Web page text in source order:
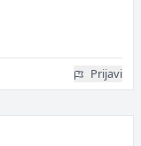
Prijavi